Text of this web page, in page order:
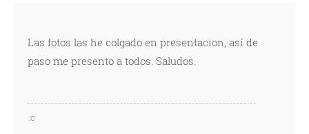
Las fotos las he colgado en presentacion, así de
paso me presento a todos. Saludos.
:c